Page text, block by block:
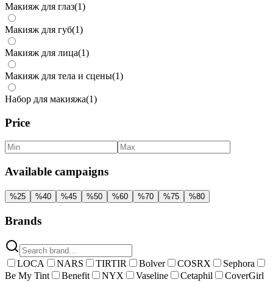
Макияж для глаз(1)
Макияж для губ(1)
Макияж для лица(1)
Макияж для тела и сцены(1)
Набор для макияжа(1)
Price
Available campaigns
%25 %40 %45 %50 %60 %70 %75 %80
Brands
LOCA NARS TIRTIR Bolver COSRX
Sephora
Be My Tint
Benefit NYX Vaseline Cetaphil
CoverGirl